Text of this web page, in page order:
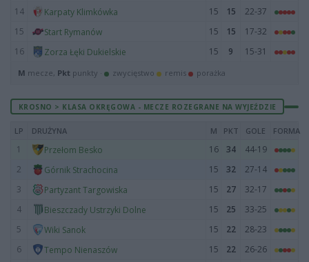
14 Karpaty Klimkówka 15 15
22-37
15
Start Rymanów 15 15
17-32
16
Zorza Łęki Dukielskie 15 9 15-31
M mecze, Pkt punkty · zwycięstwo remis porażka
KROSNO > KLASA OKRĘGOWA - MECZE ROZEGRANE NA WYJEŹDZIE
LP DRUŻYNA M PKT GOLE FORMA
1 Przełom Besko 16 34
44-19
2
Górnik Strachocina 15 32
27-14
3
Partyzant Targowiska 15 27
32-17
4
Bieszczady Ustrzyki Dolne 15 25
33-25
5
Wiki Sanok 15 22
28-23
6
Tempo Nienaszów 15 22
26-26